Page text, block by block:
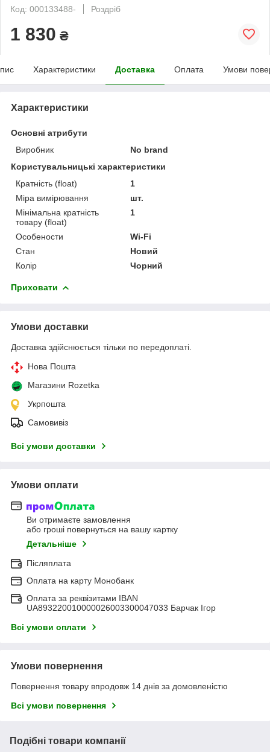
Код: 000133488-
Роздріб
1 830 ₴
Характеристики Доставка Оплата Умови
Характеристики
Основні атрибути
Виробник
No brand
Користувальницькі характеристики
Кратність (float)
1
Міра вимірювання
шт.
Мінімальна кратність
товару (float)
1
Особености
Wi-Fi
Стан
Новий
Колір
Чорний
Приховати
Умови доставки
Доставка здійснюється тільки по передоплаті.
Нова Пошта
Магазини Rozetka
Укрпошта
Самовивіз
Всі умови доставки
Умови оплати
Ви отримаєте замовлення
або гроші повернуться на вашу картку
Детальніше
Післяплата
Оплата на карту Монобанк
Оплата за реквізитами IBAN
UA893220010000026003300047033 Барчак Ігор
Всі умови оплати
Умови повернення
Повернення товару впродовж 14 днів за домовленістю
Всі умови повернення
Подібні товари компанії